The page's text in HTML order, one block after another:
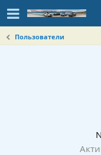
Пользователи